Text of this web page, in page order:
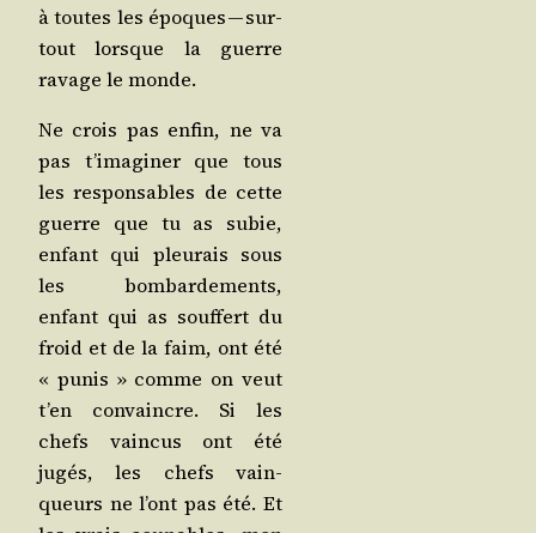
à toutes les époques — sur­
tout lorsque la guerre
ravage le monde.
Ne crois pas enfin, ne va
pas t’i­ma­gi­ner que tous
les res­pon­sables de cette
guerre que tu as subie,
enfant qui pleu­rais sous
les bom­bar­de­ments,
enfant qui as souf­fert du
froid et de la faim, ont été
« punis » comme on veut
t’en convaincre. Si les
chefs vain­cus ont été
jugés, les chefs vain­
queurs ne l’ont pas été. Et